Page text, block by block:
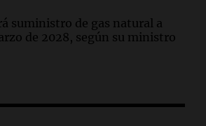
suministro de gas natural a
de 2028, según su ministro
cancelados en Shanghái